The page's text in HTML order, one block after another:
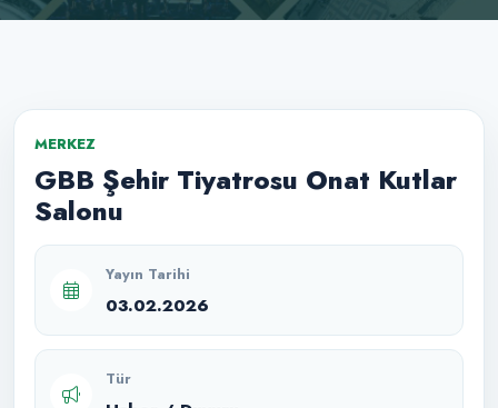
MERKEZ
GBB Şehir Tiyatrosu Onat Kutlar
Salonu
Yayın Tarihi
03.02.2026
Tür